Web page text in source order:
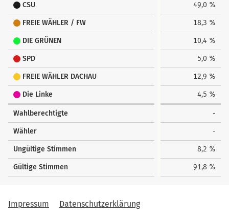
CSU 49,0 %
FREIE WÄHLER / FW 18,3 %
DIE GRÜNEN 10,4 %
SPD 5,0 %
FREIE WÄHLER DACHAU 12,9 %
Die Linke 4,5 %
Wahlberechtigte -
Wähler -
Ungültige Stimmen 8,2 %
Gültige Stimmen 91,8 %
Impressum Datenschutzerklärung